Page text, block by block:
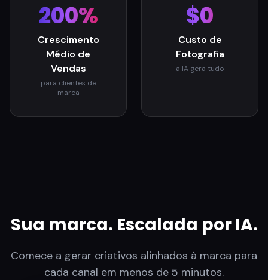
200%
Crescimento
Médio de
Vendas
para clientes de
marca
$0
Custo de
Fotografia
a IA gera tudo
Sua marca. Escalada por IA.
Comece a gerar criativos alinhados à marca para
cada canal em menos de 5 minutos.